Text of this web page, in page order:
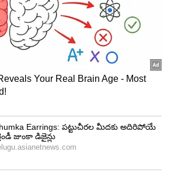
సౌతాఫ్రికా, న్యూజిలాండ్
ఫాలోఆన్ ఆడించడం
రెండో ఇన్నింగ్స్‌లో ఆ జట్టు బ్యాటర్లు
చేస్తే.. నాలుగో ఇన్నింగ్స్‌లో